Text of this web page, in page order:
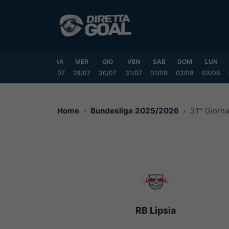
MAR
28/07
MER
29/07
GIO
30/07
VEN
31/07
SAB
01/08
DOM
02/08
LUN
03/08
Home Bundesliga 2025/2026 31°
RB Lipsia